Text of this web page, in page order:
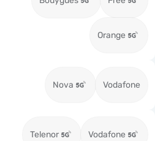
Orange
Nova Vodafone
Telenor Vodafone